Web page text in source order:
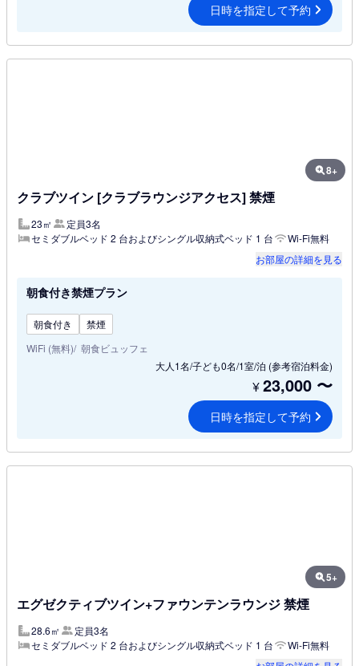
日時を指定して予約
8+
クラブツイン [クラブラウンジアクセス] 禁煙
23㎡
定員3名
セミダブルベッド 2 台およびシングル収納式ベッド 1 台
Wi-Fi無料
お部屋の詳細を見る
朝食付き禁煙プラン
朝食付き
禁煙
WiFi (無料) 朝食ビュッフェ
大人1名/子ども0名/1室/泊 (参考宿泊料金)
¥23,000 〜
日時を指定して予約
5+
エグゼクティブツイン+ファウンテンラウンジ 禁煙
28.6㎡
定員3名
セミダブルベッド 2 台およびシングル収納式ベッド 1 台
Wi-Fi無料